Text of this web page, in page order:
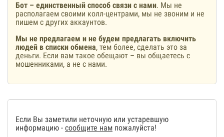
Бот – единственный способ связи с нами. Мы не
располагаем своими колл-центрами, мы не звоним и не
пишем с других аккаунтов.
Мы не предлагаем и не будем предлагать включить
людей в списки обмена, тем более, сделать это за
деньги. Если вам такое обещают – вы общаетесь с
мошенниками, а не с нами.
Если Вы заметили неточную или устаревшую
информацию - сообщите нам пожалуйста!